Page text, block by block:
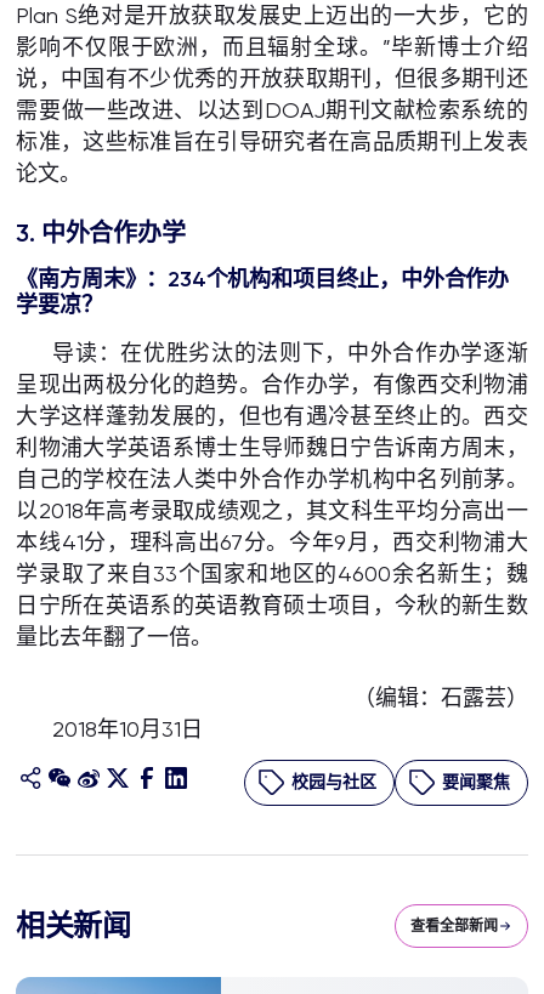
Plan S绝对是开放获取发展史上迈出的一大步，它的
影响不仅限于欧洲，而且辐射全球。”毕新博士介绍
说，中国有不少优秀的开放获取期刊，但很多期刊还
需要做一些改进、以达到DOAJ期刊文献检索系统的
标准，这些标准旨在引导研究者在高品质期刊上发表
论文。
3. 中外合作办学
《南方周末》：234个机构和项目终止，中外合作办
学要凉？
导读：在优胜劣汰的法则下，中外合作办学逐渐
呈现出两极分化的趋势。合作办学，有像西交利物浦
大学这样蓬勃发展的，但也有遇冷甚至终止的。西交
利物浦大学英语系博士生导师魏日宁告诉南方周末，
自己的学校在法人类中外合作办学机构中名列前茅。
以2018年高考录取成绩观之，其文科生平均分高出一
本线41分，理科高出67分。今年9月，西交利物浦大
学录取了来自33个国家和地区的4600余名新生；魏
日宁所在英语系的英语教育硕士项目，今秋的新生数
量比去年翻了一倍。
（编辑：石露芸）
2018年10月31日
校园与社区 要闻聚焦
相关新闻 查看全部新闻